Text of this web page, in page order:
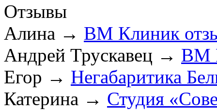
Отзывы
Алина → ВМ Клиник
Андрей Трускавец → ВМ
Егор → Негабаритика
Катерина → Студия